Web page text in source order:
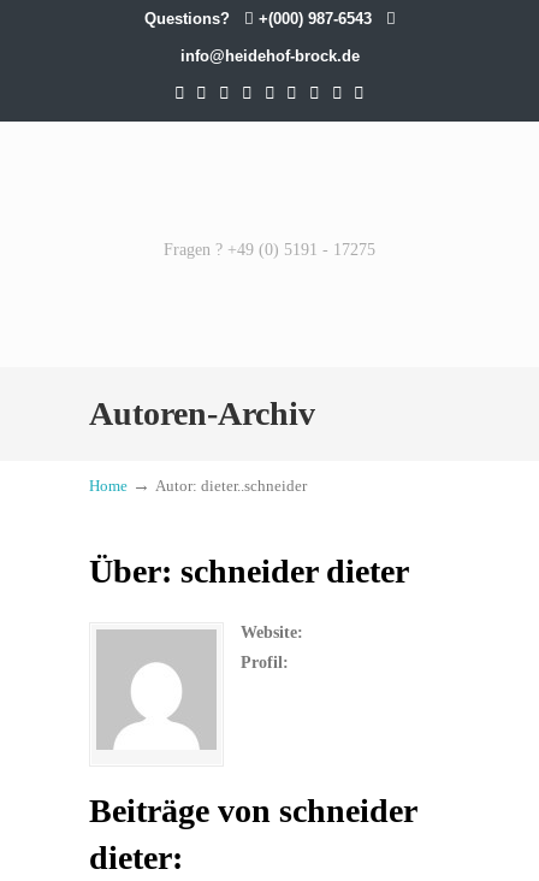
Questions? +(000) 987-6543
info@heidehof-brock.de
Fragen ? +49 (0) 5191 - 17275
Autoren-Archiv
Home → Autor: dieter..schneider
Über: schneider dieter
Website:
Profil:
Beiträge von schneider
dieter: